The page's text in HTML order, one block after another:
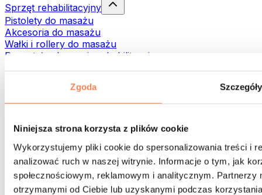
Zgoda Szczegóły
Niniejsza strona korzysta z plików cookie
Wykorzystujemy pliki cookie do spersonalizowania treści i
analizować ruch w naszej witrynie. Informacje o tym, jak
społecznościowym, reklamowym i analitycznym. Partnerzy
otrzymanymi od Ciebie lub uzyskanymi podczas
Sprzęt rehabilitacyjny
Pistolety do masażu
Akcesoria do masażu
Wałki i rollery do masażu
Pozostałe akcesoria rehabilitacyjne
Torby i plecaki
Torby na żywność i akcesoria
Akcesoria dopasowane do aktywności
Bieganie
Sporty walki
Kolarstwo
Joga i pilates
Terapia zimnem